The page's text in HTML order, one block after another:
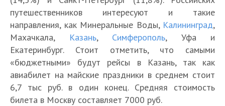
путешественников интересуют и такие
направления, как Минеральные Воды, Калининград,
Махачкала,
Казань, Симферополь, Уфа и
Екатеринбург. Стоит отметить, что самыми
«бюджетными» будут рейсы в Казань, так как
авиабилет на майские праздники в среднем стоит
6,7 тыс руб. в один конец. Средняя стоимость
билета в Москву составляет 7000 руб.